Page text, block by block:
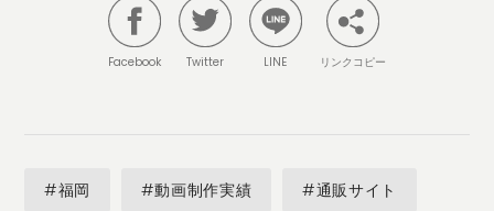
Facebook Twitter LINE リンクコピー
#福岡 #動画制作実績 #通販サイト